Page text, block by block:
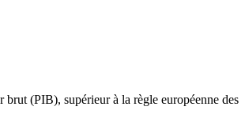
(PIB), supérieur à la règle européenne des